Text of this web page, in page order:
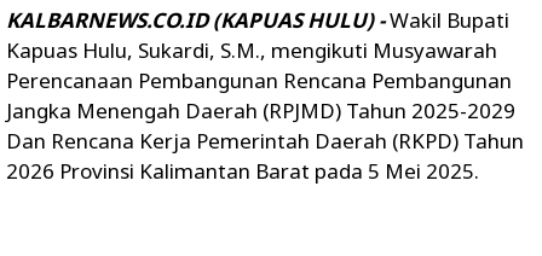
KALBARNEWS.CO.ID (KAPUAS HULU) -Wakil Bupati
Kapuas Hulu, Sukardi, S.M., mengikuti Musyawarah
Perencanaan Pembangunan Rencana Pembangunan
Jangka Menengah Daerah (RPJMD) Tahun 2025-2029
Dan Rencana Kerja Pemerintah Daerah (RKPD) Tahun
2026 Provinsi Kalimantan Barat pada 5 Mei 2025.